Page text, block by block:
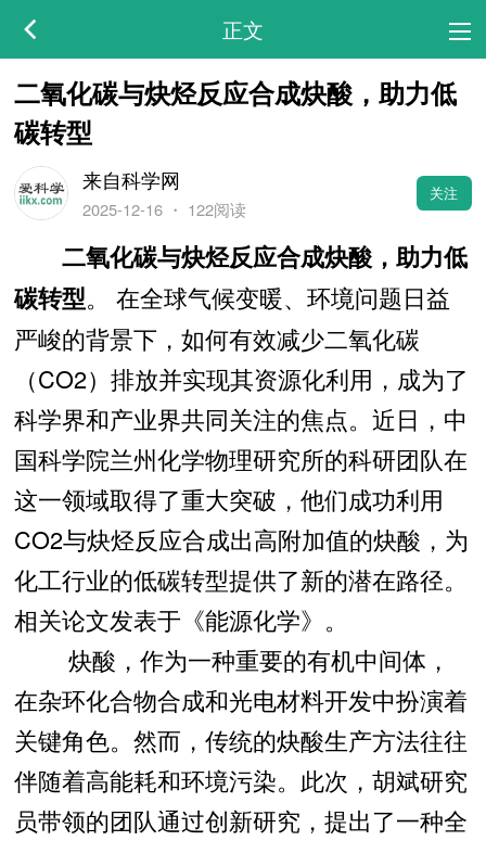
正文
二氧化碳与炔烃反应合成炔酸，助力低
碳转型
来自科学网
2025-12-16・ 122阅读
关注
二氧化碳与炔烃反应合成炔酸，助力低
碳转型。 在全球气候变暖、环境问题日益
严峻的背景下，如何有效减少二氧化碳
（CO2）排放并实现其资源化利用，成为了
科学界和产业界共同关注的焦点。近日，中
国科学院兰州化学物理研究所的科研团队在
这一领域取得了重大突破，他们成功利用
CO2与炔烃反应合成出高附加值的炔酸，为
化工行业的低碳转型提供了新的潜在路径。
相关论文发表于《能源化学》。
炔酸，作为一种重要的有机中间体，
在杂环化合物合成和光电材料开发中扮演着
关键角色。然而，传统的炔酸生产方法往往
伴随着高能耗和环境污染。此次，胡斌研究
员带领的团队通过创新研究，提出了一种全